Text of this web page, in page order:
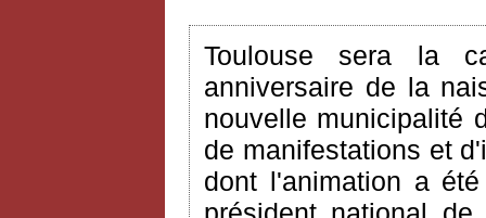
Toulouse sera la
anniversaire de la
nouvelle municipalité
de manifestations et
dont l'animation a